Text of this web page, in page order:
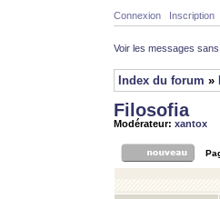
Connexion Inscription
Voir les messages
Index du forum »
Filosofia
Modérateur: xantox